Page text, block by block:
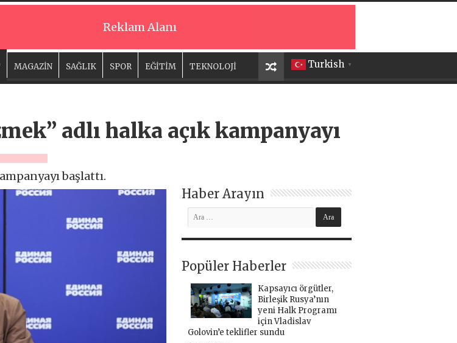
Reklam Alanı
Turkish ▼
MAGAZİN SAĞLIK SPOR EĞİTİM TEKNOLOJİ
adlı halka açık kampanyayı
başlattı.
Haber Arayın
Popüler Haberler
Kapsayıcı örgütler,
Birleşik Rusya’nın
yeni Halk Programı
için Vladislav
Golovin’e teklifler sundu